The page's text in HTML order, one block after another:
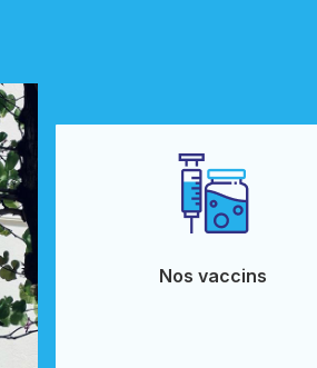
Nos vaccins